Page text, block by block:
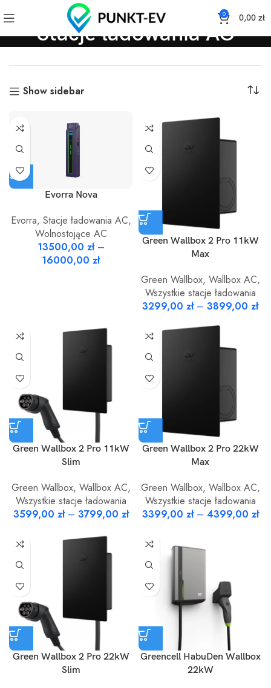
0 0,00 zł
Stacje ładowania AC
Show sidebar
Evorra Nova
Evorra, Stacje ładowania AC,
Wolnostojące AC
13500,00 zł–
16000,00 zł
Green Wallbox 2 Pro 11kW
Max
Green Wallbox, Wallbox AC,
Wszystkie stacje ładowania
3299,00 zł– 3899,00 zł
Green Wallbox 2 Pro 11kW
Slim
Green Wallbox, Wallbox AC,
Wszystkie stacje ładowania
3599,00 zł– 3799,00 zł
Green Wallbox 2 Pro 22kW
Max
Green Wallbox, Wallbox AC,
Wszystkie stacje ładowania
3399,00 zł– 4399,00 zł
Green Wallbox 2 Pro 22kW
Slim
Greencell HabuDen Wallbox
22kW